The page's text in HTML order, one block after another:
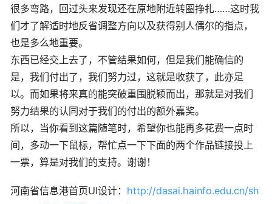
很多弯路，回过头来发现还在原地附近转圈挣扎……这时我
们才了解适时地反省调整方向以及获得别人偶尔的指点，
也是多么地重要。
东西已经交上去了，不管结果如何，但是我们能确信的
是，我们付出了，我们努力过，这就是收获了，此亦足
以。而如果将来真的能突破重围脱颖而出，那就是对我们
努力结果的认同对于我们的付出的额外嘉奖。
所以，当你看到这篇随笔时，希望你也能再多花费一点时
间，多动一下鼠标，帮忙点一下下面的两个作品链接投上
一票，算是对我们的支持。谢谢！
河南省信息港首页UI设计： http://dasai.hainfo.edu.cn/sh